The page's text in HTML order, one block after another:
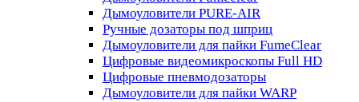
Дымоуловители PURE-AIR
Ручные дозаторы под шприц
Дымоуловители для пайки FumeClear
Цифровые видеомикроскопы Full HD
Цифровые пневмодозаторы
Дымоуловители для пайки WARP